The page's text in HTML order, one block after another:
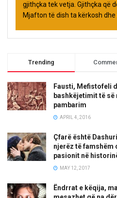
gjithçka tek vetja. Gjithçka që
Mjafton të dish ta kërkosh
Trending
Fausti, Mefistofeli
bashkëjetimit të së
pambarim
APRIL 4, 2016
Çfarë është
njerëz të famshëm
pasionit në
MAY 12, 2017
Ëndrrat e këqija,